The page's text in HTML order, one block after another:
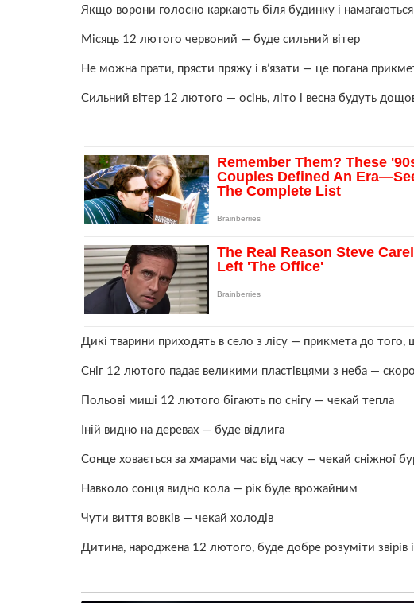
Якщо ворони голосно каркають біля будинку і
Місяць 12 лютого червоний — буде сильний вітер
Не можна прати, прясти пряжу і в’язати — це погана
Сильний вітер 12 лютого — осінь, літо і весна будуть
Дикі тварини приходять в село з лісу — прикмета до
Сніг 12 лютого падає великими пластівцями з неба — скоро
Польові миші 12 лютого бігають по снігу — чекай тепла
Іній видно на деревах — буде відлига
Сонце ховається за хмарами час від часу — чекай сніжної
Навколо сонця видно кола — рік буде врожайним
Чути виття вовків — чекай холодів
Дитина, народжена 12 лютого, буде добре розуміти звірів і